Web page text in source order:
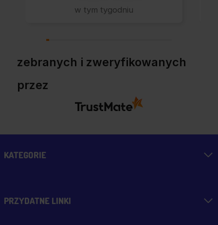
wszystko perfekt.
w tym tygodniu
zebranych i zweryfikowanych
przez
KATEGORIE
PRZYDATNE LINKI